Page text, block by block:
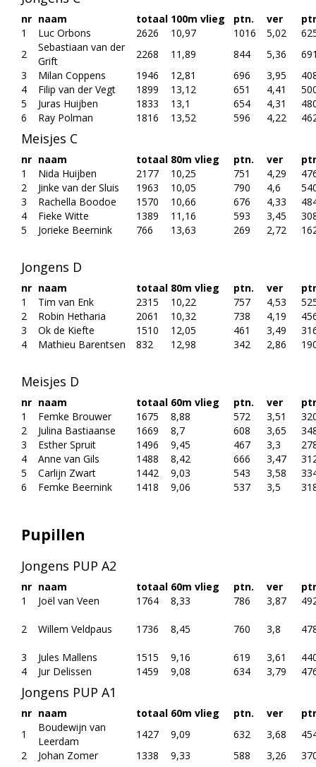
nr naam totaal 100m vlieg ptn. ver
1
Luc Orbons 2626 10,97 1016 5,02
2
Sebastiaan van der
Grift
2268 11,89 844 5,36
3
Milan Coppens 1946 12,81 696 3,95
4
Filip van der Vegt 1899 13,12 651 4,41
5
Juras Huijben 1833 13,1 654 4,31
6
Ray Polman 1816 13,52 596 4,22
Meisjes C
nr naam totaal 80m vlieg ptn. ver
1
Nida Huijben 2177 10,25 751 4,29
2
Jinke van der Sluis 1963 10,05 790 4,6
3
Rachella Boodoe 1570 10,66 676 4,33
4
Fieke Witte 1389 11,16 593 3,45
5
Jorieke Beernink 766 13,63 269 2,72
Jongens D
nr naam totaal 80m vlieg ptn. ver
1
Tim van Enk 2315 10,22 757 4,53
2
Robin Hetharia 2061 10,32 738 4,19
3
Ok de Kiefte 1510 12,05 461 3,49
4
Mathieu Barentsen 832 12,98 342 2,86
Meisjes D
nr naam totaal 60m vlieg ptn. ver
1
Femke Brouwer 1675 8,88 572 3,51
2
Julina Bastiaanse 1669 8,7 608 3,65
3
Esther Spruit 1496 9,45 467 3,3
4
Anne van Gils 1488 8,42 666 3,47
5
Carlijn Zwart 1442 9,03 543 3,58
6
Femke Beernink 1418 9,06 537 3,5
Pupillen
Jongens PUP A2
nr naam totaal 60m vlieg ptn. ver
1
Joël van Veen 1764 8,33 786 3,87
2 Willem Veldpaus 1736 8,45 760 3,8
3 Jules Mallens 1515 9,16 619 3,61
4
Jur Delissen 1459 9,08 634 3,79
Jongens PUP A1
nr naam totaal 60m vlieg ptn. ver
1
Boudewijn van
Leerdam
1427 9,09 632 3,68
2
Johan Zomer 1338 9,33 588 3,26